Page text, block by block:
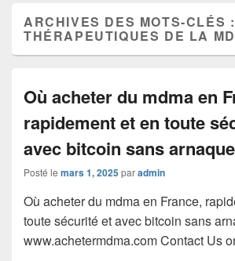
ARCHIVES DES MOTS-CLÉS :
THÉRAPEUTIQUES DE LA
Où acheter du mdma en
rapidement et en toute
avec bitcoin sans
Posté le mars 1, 2025paradmin
Où acheter du mdma en France,
toute sécurité et avec bitcoin sans
www.achetermdma.com Contact Us